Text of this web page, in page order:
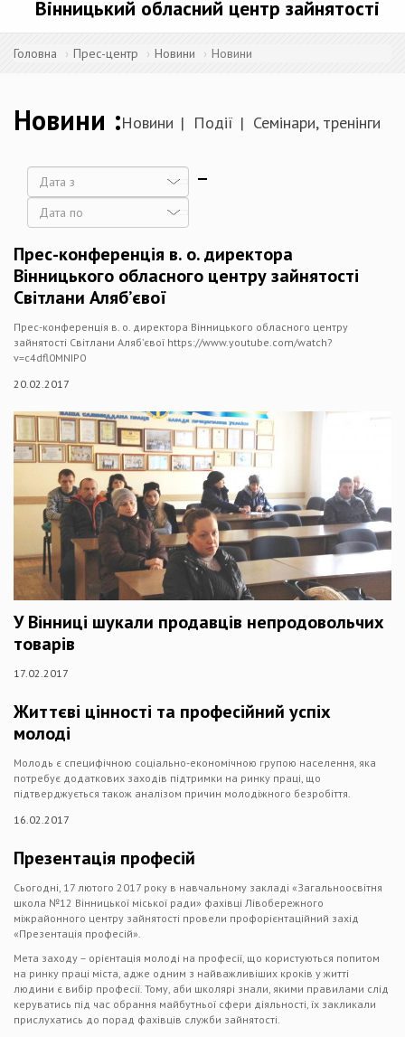
Вінницький обласний центр зайнятості
Головна Прес-центр Новини Новини
Новини Новини Події Семінари, тренінги
Дата
Прес-конференція в. о. директора
Вінницького обласного центру зайнятості
Світлани Аляб’євої
Прес-конференція в. о. директора Вінницького обласного центру
зайнятості Світлани Аляб’євої https://www.youtube.com/watch?
v=c4dfl0MNIP0
20.02.2017
У Вінниці шукали продавців непродовольчих
товарів
17.02.2017
Життєві цінності та професійний успіх
молоді
Молодь є специфічною соціально-економічною групою населення, яка
потребує додаткових заходів підтримки на ринку праці, що
підтверджується також аналізом причин молодіжного безробіття.
16.02.2017
Презентація професій
Сьогодні, 17 лютого 2017 року в навчальному закладі «Загальноосвітня
школа №12 Вінницької міської ради» фахівці Лівобережного
міжрайонного центру зайнятості провели профорієнтаційний захід
«Презентація професій».
Мета заходу – орієнтація молоді на професії, що користуються попитом
на ринку праці міста, адже одним з найважливіших кроків у житті
людини є вибір професії. Тому, аби школярі знали, якими правилами слід
керуватись під час обрання майбутньої сфери діяльності, їх закликали
прислухатись до порад фахівців служби зайнятості.